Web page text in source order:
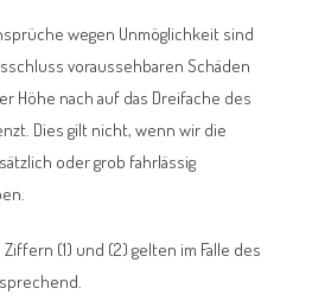
wegen Unmöglichkeit sind
voraussehbaren Schäden
Höhe nach auf das Dreifache des
Dies gilt nicht, wenn wir die
oder grob fahrlässig
(1) und (2) gelten im Falle des